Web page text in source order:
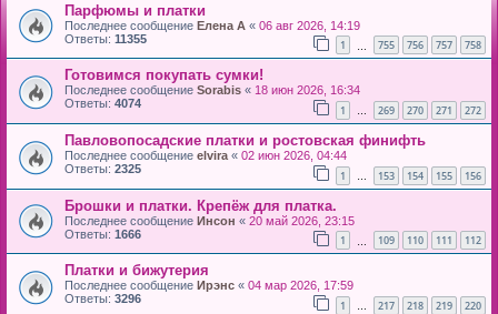
Парфюмы и платки
Последнее сообщение Елена А « 06 авг 2026, 14:19
Ответы: 11355 1 755 756 757 758
Готовимся покупать сумки!
Последнее сообщение Sorabis « 18 июн 2026, 16:34
Ответы: 4074 1 … 269 270 271 272
Павловопосадские платки и ростовская финифть
Последнее сообщение elvira « 02 июн 2026, 04:44
Ответы: 2325 1 … 153 154 155 156
Брошки и платки. Крепёж для платка.
Последнее сообщение Инсон « 20 май 2026, 23:15
Ответы: 1666 1 109 110 111 112
Платки и бижутерия
Последнее сообщение Ирэнс « 04 мар 2026, 17:59
Ответы: 3296 1 … 217 218 219 220